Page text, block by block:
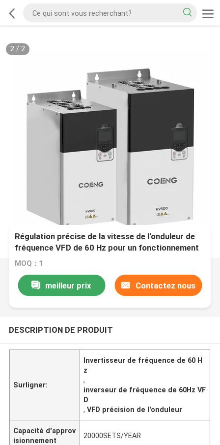
2/ 2
Régulation précise de la vitesse de l'onduleur de
fréquence VFD de 60 Hz pour un fonctionnement
à 16 pas
MOQ：1
meilleur prix Contactez nous
DESCRIPTION DE PRODUIT
Surligner:
Invertisseur de fréquence de 60 H
z
,
inverseur de fréquence de 60Hz VF
D
,VFD précision de l'onduleur
Capacité d'approv
isionnement
20000SETS/YEAR